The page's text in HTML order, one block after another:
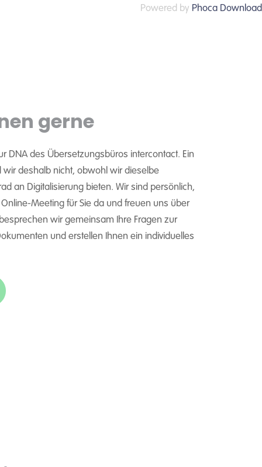
Powered by Phoca Download
gerne
DNA des Übersetzungsbüros intercontact. Ein
deshalb nicht, obwohl wir dieselbe
an Digitalisierung bieten. Wir sind persönlich,
Meeting für Sie da und freuen uns über
wir gemeinsam Ihre Fragen zur
und erstellen Ihnen ein individuelles